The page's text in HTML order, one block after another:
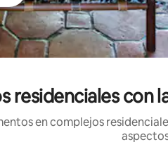
residenciales con
en complejos